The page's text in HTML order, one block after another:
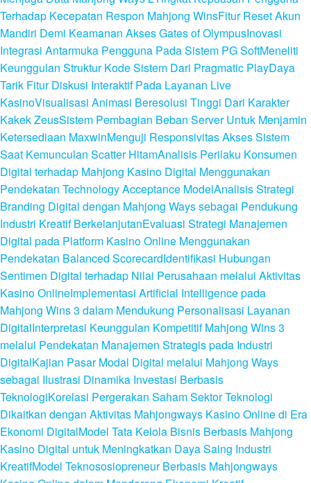
Terhadap Kecepatan Respon Mahjong WinsFitur Reset Akun
Mandiri Demi Keamanan Akses Gates of OlympusInovasi
Integrasi Antarmuka Pengguna Pada Sistem PG SoftMeneliti
Keunggulan Struktur Kode Sistem Dari Pragmatic PlayDaya
Tarik Fitur Diskusi Interaktif Pada Layanan Live
KasinoVisualisasi Animasi Beresolusi Tinggi Dari Karakter
Kakek ZeusSistem Pembagian Beban Server Untuk Menjamin
Ketersediaan MaxwinMenguji Responsivitas Akses Sistem
Saat Kemunculan Scatter HitamAnalisis Perilaku Konsumen
Digital terhadap Mahjong Kasino Digital Menggunakan
Pendekatan Technology Acceptance ModelAnalisis Strategi
Branding Digital dengan Mahjong Ways sebagai Pendukung
Industri Kreatif BerkelanjutanEvaluasi Strategi Manajemen
Digital pada Platform Kasino Online Menggunakan
Pendekatan Balanced ScorecardIdentifikasi Hubungan
Sentimen Digital terhadap Nilai Perusahaan melalui Aktivitas
Kasino OnlineImplementasi Artificial Intelligence pada
Mahjong Wins 3 dalam Mendukung Personalisasi Layanan
DigitalInterpretasi Keunggulan Kompetitif Mahjong Wins 3
melalui Pendekatan Manajemen Strategis pada Industri
DigitalKajian Pasar Modal Digital melalui Mahjong Ways
sebagai Ilustrasi Dinamika Investasi Berbasis
TeknologiKorelasi Pergerakan Saham Sektor Teknologi
Dikaitkan dengan Aktivitas Mahjongways Kasino Online di Era
Ekonomi DigitalModel Tata Kelola Bisnis Berbasis Mahjong
Kasino Digital untuk Meningkatkan Daya Saing Industri
KreatifModel Teknososiopreneur Berbasis Mahjongways